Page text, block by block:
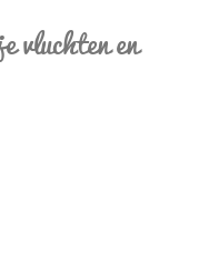
vluchten en